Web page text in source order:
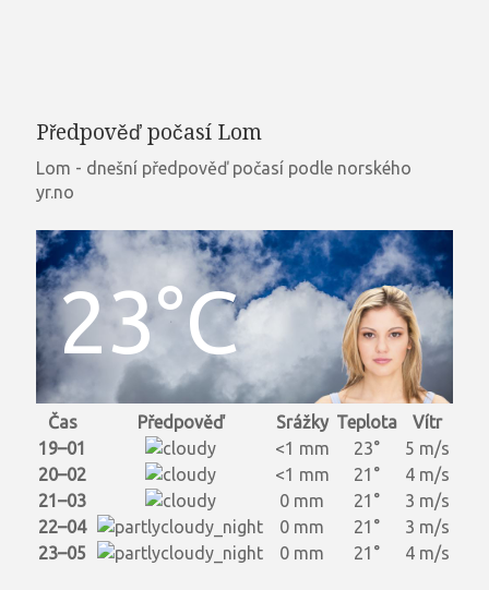
Předpověď počasí Lom
Lom - dnešní předpověď počasí podle norského
yr.no
23°C
Čas Předpověď Srážky Teplota
Vítr
19–01
<1 mm 23°
5 m/s
20–02
<1 mm 21°
4 m/s
21–03
0 mm 21°
3 m/s
22–04
0 mm 21°
3 m/s
23–05
0 mm 21° 4 m/s